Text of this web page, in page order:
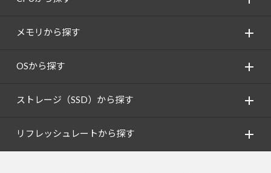
メモリから探す
OSから探す
ストレージ（SSD）から探す
リフレッシュレートから探す